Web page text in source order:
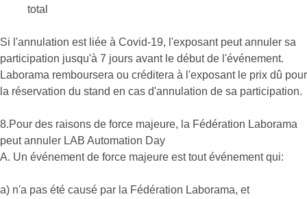
total
Si l'annulation est liée à Covid-19, l'exposant peut annuler sa
participation jusqu'à 7 jours avant le début de l'événement.
Laborama remboursera ou créditera à l'exposant le prix dû pour
la réservation du stand en cas d'annulation de sa participation.
8.Pour des raisons de force majeure, la Fédération Laborama
peut annuler LAB Automation Day
A. Un événement de force majeure est tout événement qui:
a) n'a pas été causé par la Fédération Laborama, et